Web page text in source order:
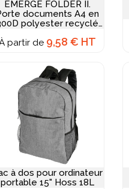
EMERGE FOLDER II.
documents A4 en
polyester recyclé
fermeture élastique
partir de 9,58 € HT
à dos pour ordinateur
portable 15" Hoss 18L